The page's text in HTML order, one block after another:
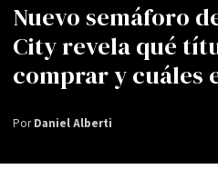
Nuevo semáforo
City revela qué
comprar y cuáles
PorDaniel Alberti